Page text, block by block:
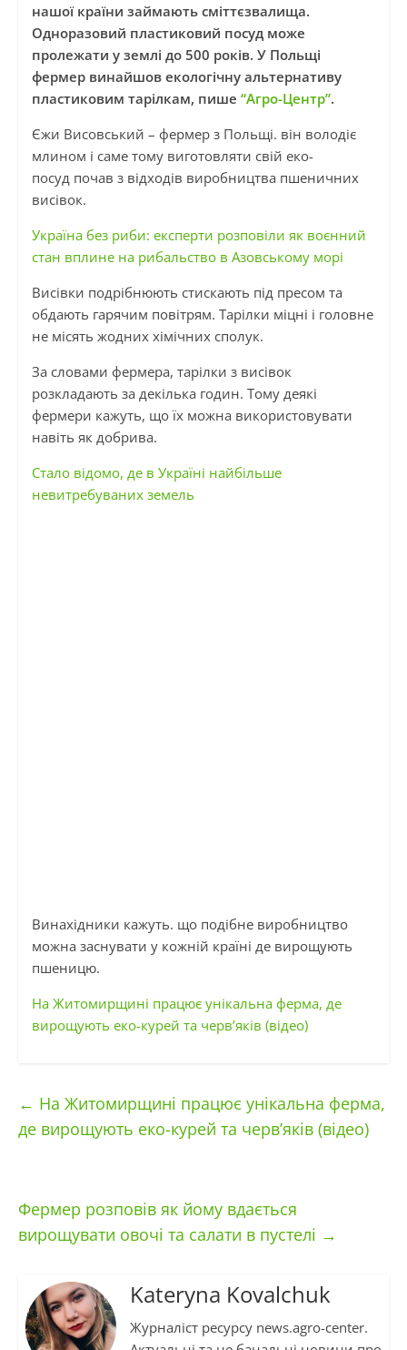
нашої країни займають сміттєзвалища.
Одноразовий пластиковий посуд може
пролежати у землі до 500 років. У Польщі
фермер винайшов екологічну альтернативу
пластиковим тарілкам, пише “Агро-Центр”.
Єжи Висовський – фермер з Польщі. він володіє
млином і саме тому виготовляти свій еко-
посудпочав з відходів виробництва пшеничних
висівок.
Україна без риби: експерти розповіли як воєнний
стан вплине на рибальство в Азовському морі
Висівки подрібнюють стискають під пресом та
обдають гарячим повітрям. Тарілки міцні і головне
не місять жодних хімічних сполук.
За словами фермера, тарілки з висівок
розкладають за декілька годин. Тому деякі
фермери кажуть, що їх можна використовувати
навіть як добрива.
Стало відомо, де в Україні найбільше
невитребуваних земель
Винахідники кажуть. що подібне виробництво
можна заснувати у кожній країні де вирощують
пшеницю.
На Житомирщині працює унікальна ферма, де
вирощують еко-курей та черв’яків (відео)
← На Житомирщині працює унікальна ферма,
де вирощують еко-курей та черв’яків (відео)
Фермер розповів як йому вдається
вирощувати овочі та салати в пустелі →
Kateryna Kovalchuk
Журналіст ресурсу news.agro-center.